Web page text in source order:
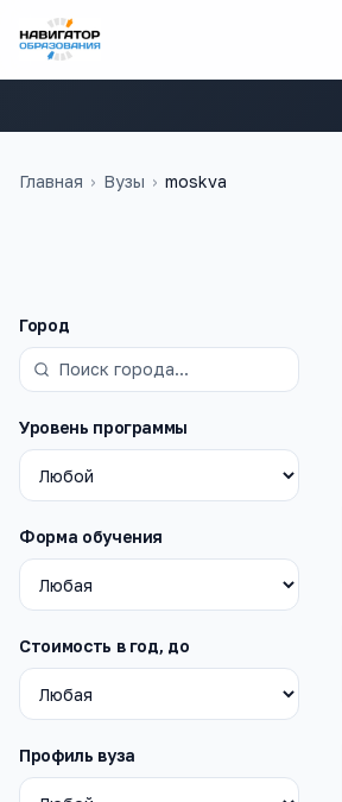
Главная › Вузы › moskva
Фильтры
Город
Уровень программы
Форма обучения
Стоимость в год, до
Профиль вуза